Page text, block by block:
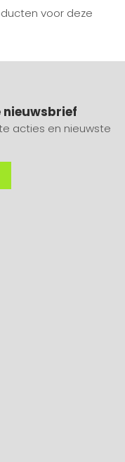
voor deze
nieuwsbrief
acties en nieuwste